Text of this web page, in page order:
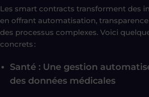
Les smart contracts transforment des
en offrant automatisation,
des processus complexes. Voici
concrets :
Santé : Une gestion
des données médicales